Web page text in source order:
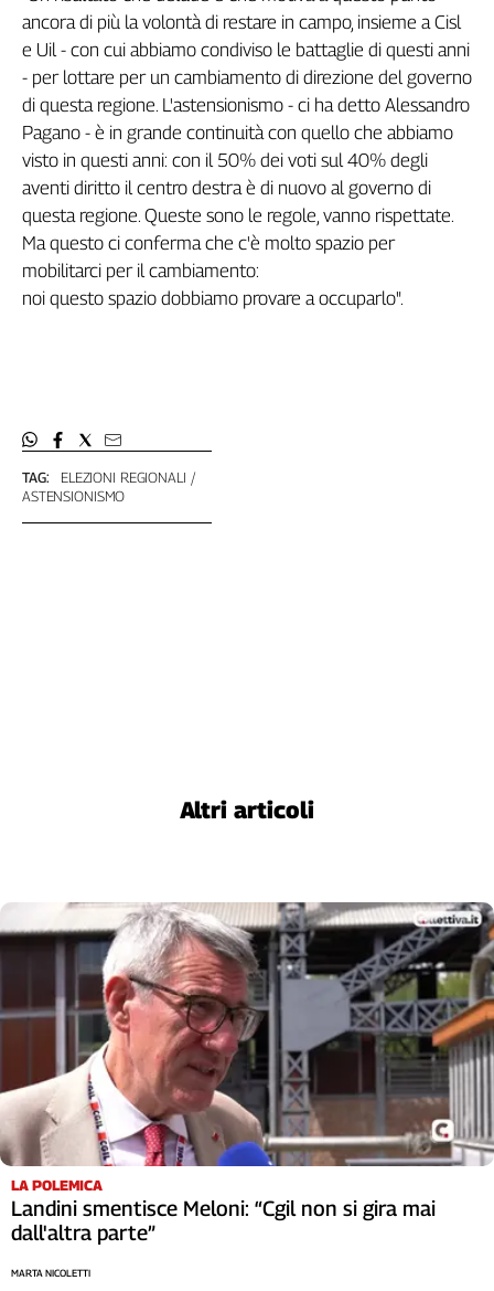
TAG:
ELEZIONI REGIONALI
ASTENSIONISMO
ancora di più la volontà di restare in campo, insieme a Cisl
e Uil - con cui abbiamo condiviso le battaglie di questi anni
- per lottare per un cambiamento di direzione del governo
di questa regione. L'astensionismo - ci ha detto Alessandro
Pagano - è in grande continuità con quello che abbiamo
visto in questi anni: con il 50% dei voti sul 40% degli
aventi diritto il centro destra è di nuovo al governo di
questa regione. Queste sono le regole, vanno rispettate.
Ma questo ci conferma che c'è molto spazio per
mobilitarci per il cambiamento:
noi questo spazio dobbiamo provare a occuparlo".
Altri articoli
LA POLEMICA
Landini smentisce Meloni: “Cgil non si gira mai
dall'altra parte”
MARTA NICOLETTI